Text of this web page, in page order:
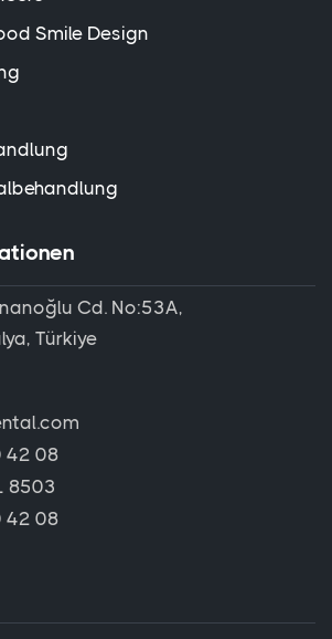
Smile Design
Cd. No:53A,
Türkiye
42 08
8503
42 08